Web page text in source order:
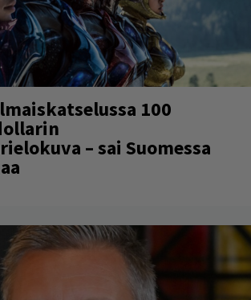
100
– sai Suomessa